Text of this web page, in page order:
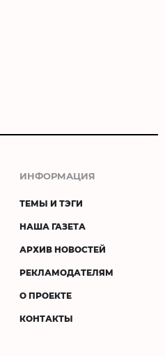
ИНФОРМАЦИЯ
ТЕМЫ И ТЭГИ
НАША ГАЗЕТА
АРХИВ НОВОСТЕЙ
РЕКЛАМОДАТЕЛЯМ
О ПРОЕКТЕ
КОНТАКТЫ